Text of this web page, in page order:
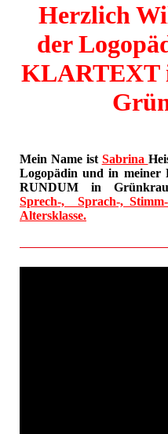
Herzlich
der
KLARTEXT
Mein Name ist Sabrina
Logopädin und in meiner
RUNDUM in
Sprech-, Sprach-,
Altersklasse.